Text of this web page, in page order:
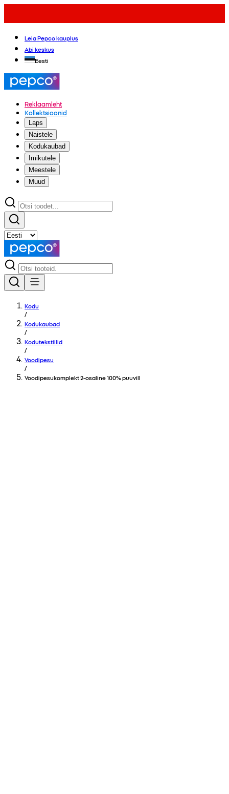
Leia Pepco kauplus
Abi keskus
Eesti
Reklaamleht
Kollektsioonid
Laps
Naistele
Kodukaubad
Imikutele
Meestele
Muud
Kodu
/
Kodukaubad
/
Kodutekstiilid
/
Voodipesu
/
Voodipesukomplekt 2-osaline 100% puuvill